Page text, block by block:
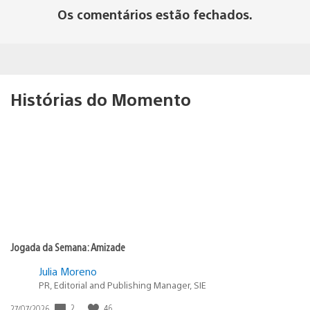
Os comentários estão fechados.
Histórias do Momento
Jogada da Semana: Amizade
Julia Moreno
PR, Editorial and Publishing Manager, SIE